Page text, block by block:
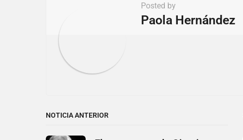
Posted by
Paola Hernández
NOTICIA ANTERIOR